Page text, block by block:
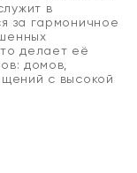
в
за гармоничное
делает её
домов,
с высокой